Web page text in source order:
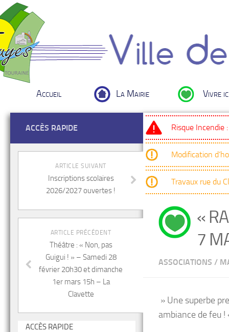
Accueil La Mairie Vivre
Risque Incendie
Modification
Travaux rue du
«
7
ASSOCIATIONS /
» Une superbe
ambiance de feu !
ACCÈS RAPIDE
ARTICLE SUIVANT
Inscriptions scolaires
2026/2027 ouvertes !
ARTICLE PRÉCÉDENT
Théâtre : « Non, pas
Guigui ! » – Samedi 28
février 20h30 et dimanche
1er mars 15h – La
Clavette
ACCÈS RAPIDE